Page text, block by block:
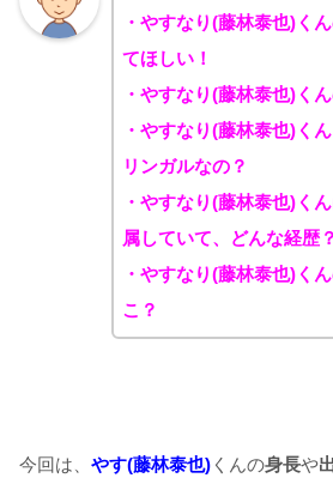
・やすなり(藤林泰也)く
てほしい！
・やすなり(藤林泰也)く
・やすなり(藤林泰也)く
リンガルなの？
・やすなり(藤林泰也)く
属していて、どんな経歴？
・やすなり(藤林泰也)く
こ？
今回は、 やす(藤林泰也) くんの身長や